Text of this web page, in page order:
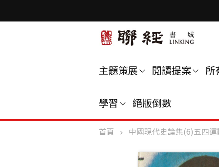
主題策展 閱讀提案 所
學習 絕版倒數
首頁 中國現代史論集(6)五四運